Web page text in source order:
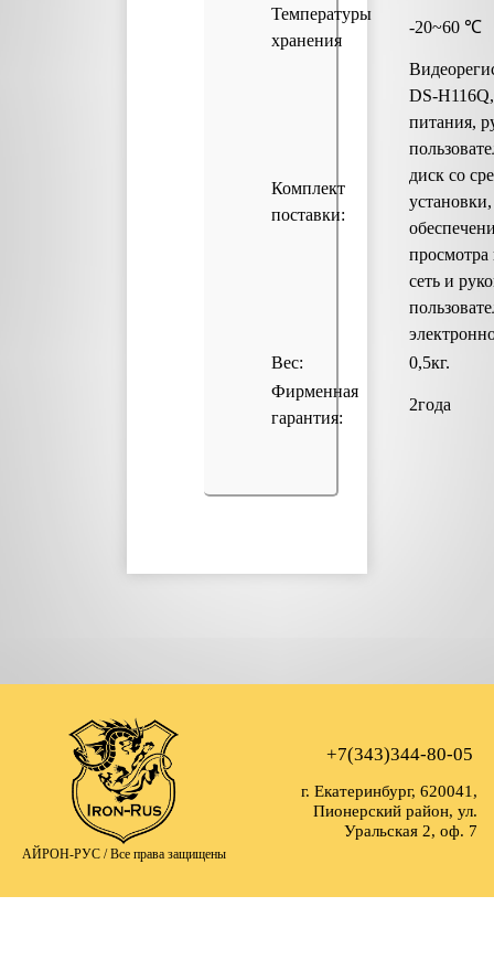
Температуры
хранения
-20~60 ℃
Комплект
поставки:
DS-H116Q
питания,
диск со
просмотра
сеть и
Вес:
0,5кг.
Фирменная
гарантия:
2года
АЙРОН-РУС /Все права защищены
+7(343)344-80-05
г. Екатеринбург, 620041,
Пионерский район, ул.
Уральская 2, оф. 7